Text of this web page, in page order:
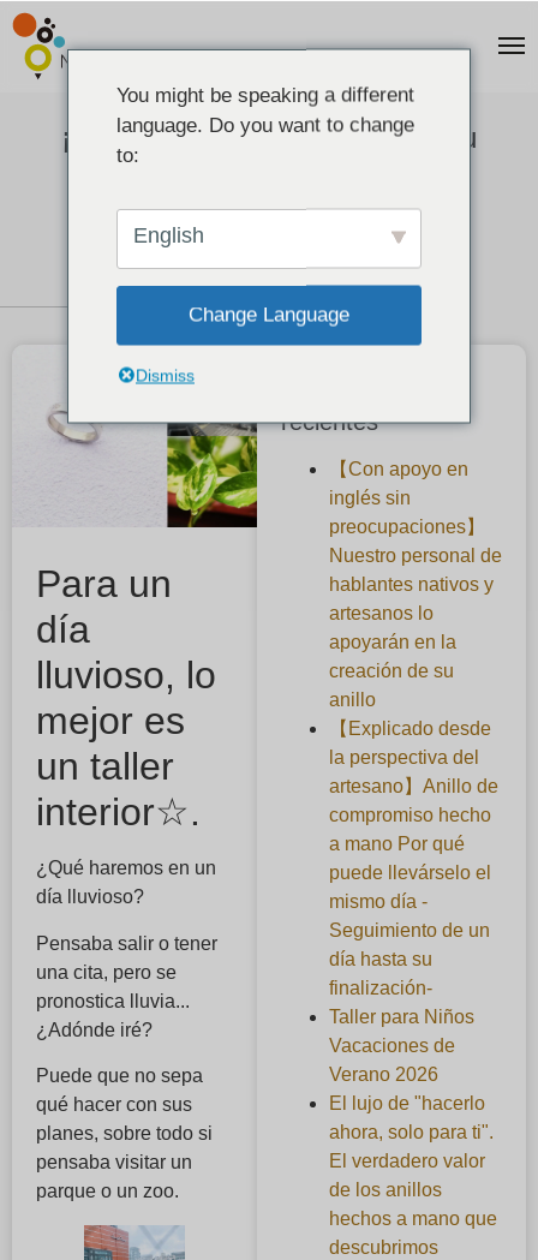
¡Que el mal tiempo no apague tu
Para un
día
lluvioso, lo
mejor es
un taller
interior☆.
¿Qué haremos en un
día lluvioso?
Pensaba salir o tener
una cita, pero se
pronostica lluvia...
¿Adónde iré?
Puede que no sepa
qué hacer con sus
planes, sobre todo si
pensaba visitar un
parque o un zoo.
recientes
【Con apoyo en
inglés sin
preocupaciones】
Nuestro personal de
hablantes nativos y
artesanos lo
apoyarán en la
creación de su
anillo
【Explicado desde
la perspectiva del
artesano】Anillo de
compromiso hecho
a mano Por qué
puede llevárselo el
mismo día -
Seguimiento de un
día hasta su
finalización-
Taller para Niños
Vacaciones de
Verano 2026
El lujo de "hacerlo
ahora, solo para ti".
El verdadero valor
de los anillos
hechos a mano que
descubrimos
You might be speaking a different
language. Do you want to change
to:
English
Change Language
Dismiss